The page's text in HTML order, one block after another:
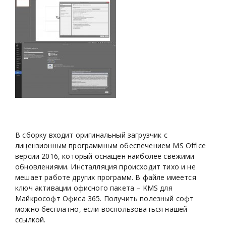
В сборку входит оригинальный загрузчик с
лицензионным программным обеспечением MS Office
версии 2016, который оснащен наиболее свежими
обновлениями. Инсталляция происходит тихо и не
мешает работе других программ. В файле имеется
ключ активации офисного пакета – KMS для
Майкрософт Офиса 365. Получить полезный софт
можно бесплатно, если воспользоваться нашей
ссылкой.